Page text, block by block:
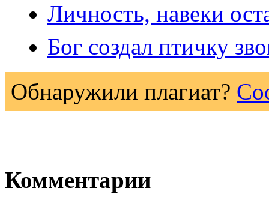
Личность, навеки
Бог создал птичку
Обнаружили плагиат?
Комментарии